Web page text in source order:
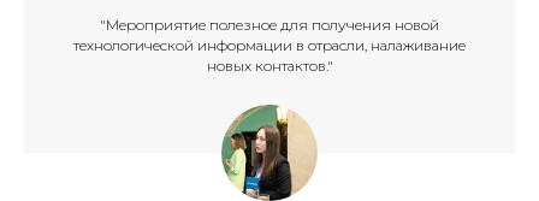
"Мероприятие полезное для получения новой
технологической информации в отрасли, налаживание
новых контактов."